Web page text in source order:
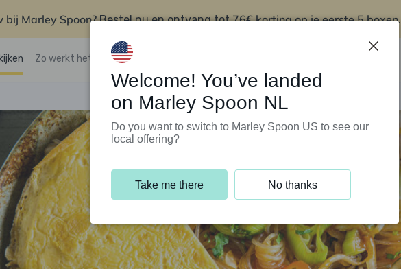
bij Marley Spoon?Bestel nu en ontvang tot76€ korting op je eerste 5 boxen.
Zo werkt het Klantenservice
Welcome! You’ve landed
on Marley Spoon NL
Do you want to switch to Marley Spoon US to see our
local offering?
Take me there No thanks